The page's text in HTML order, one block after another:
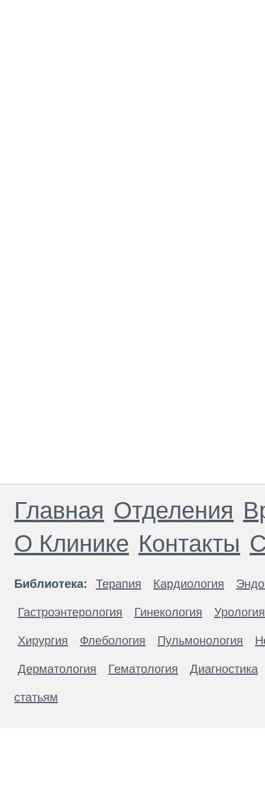
Главная Отделения
О Клинике Контакты
Библиотека: Терапия Кардиология
Гастроэнтерология Гинекология Урология
Хирургия Флебология Пульмонология
Дерматология Гематология Диагностика
статьям